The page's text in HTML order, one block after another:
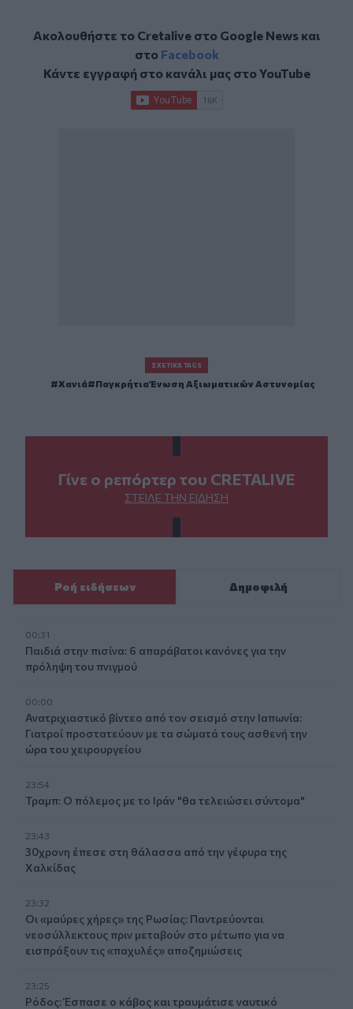
Ακολουθήστε το Cretalive στο Google Newsκαι
στο Facebook
Κάντε εγγραφή στο κανάλι μας στοYouTube
ΣΧΕΤΙΚΆ TAGS
Χανιά Παγκρήτια Ένωση Αξιωματικών Αστυνομίας
Γίνε ο ρεπόρτερ του CRETALIVE
ΣΤΕΊΛΕ ΤΗΝ ΕΊΔΗΣΗ
Ροή ειδήσεων Δημοφιλή
00:31
Παιδιά στην πισίνα: 6 απαράβατοι κανόνες για την
πρόληψη του πνιγμού
00:00
Ανατριχιαστικό βίντεο από τον σεισμό στην Ιαπωνία:
Γιατροί προστατεύουν με τα σώματά τους ασθενή την
ώρα του χειρουργείου
23:54
Τραμπ: Ο πόλεμος με το Ιράν "θα τελειώσει σύντομα"
23:43
30χρονη έπεσε στη θάλασσα από την γέφυρα της
Χαλκίδας
23:32
Οι «μαύρες χήρες» της Ρωσίας: Παντρεύονται
νεοσύλλεκτους πριν μεταβούν στο μέτωπο για να
εισπράξουν τις «παχυλές» αποζημιώσεις
23:25
Ρόδος: Έσπασε ο κάβος και τραυμάτισε ναυτικό